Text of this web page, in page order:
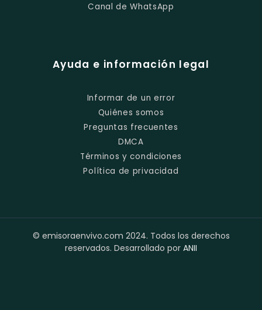
Canal de WhatsApp
Ayuda e información legal
Informar de un error
Quiénes somos
Preguntas frecuentes
DMCA
Términos y condiciones
Política de privacidad
© emisoraenvivo.com 2024. Todos los derechos
reservados. Desarrollado por ANII